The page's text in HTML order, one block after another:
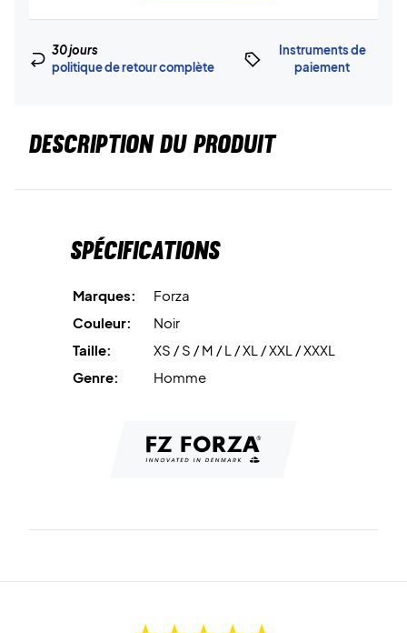
30 jours
politique de retour complète
Instruments de
paiement
DESCRIPTION DU PRODUIT
Spécifications
Marques:
Forza
Couleur:
Noir
Taille:
XS / S / M / L / XL / XXL / XXXL
Genre:
Homme